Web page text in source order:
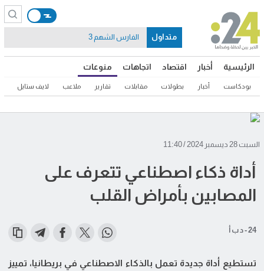
الرئيسية أخبار اقتصاد اتجاهات منوعات
بودكاست أخبار بطولات مقابلات تقارير ملاعب لايف ستايل
متداول الفارس الشهم 3
السبت 28 ديسمبر 2024 / 11:40
أداة ذكاء اصطناعي تتعرف على
المصابين بأمراض القلب
24 - د ب أ
تستطيع أداة جديدة تعمل بالذكاء الاصطناعي في بريطانيا، تمييز